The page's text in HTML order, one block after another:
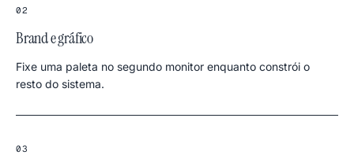
02
Brand e gráfico
Fixe uma paleta no segundo monitor enquanto constrói o
resto do sistema.
03